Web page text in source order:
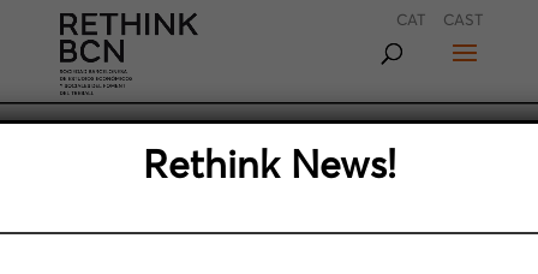
CAT CAST
JAUME COLLBONI PIDE ‘MÁS
METRÓPOLI’ PARA
Rethink News!